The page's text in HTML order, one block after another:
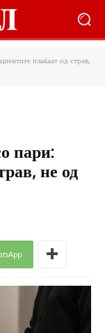
плаќаат од страв,
пари:
не од